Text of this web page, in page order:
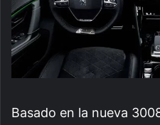
Basado en la nueva